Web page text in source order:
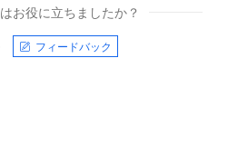
お役に立ちましたか？
フィードバック